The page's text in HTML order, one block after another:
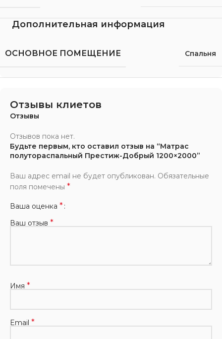
Дополнительная информация
ОСНОВНОЕ ПОМЕЩЕНИЕ Спальня
Отзывы клиетов
Отзывы
Отзывов пока нет.
Будьте первым, кто оставил отзыв на “Матрас
полутораспальный Престиж-Добрый 1200×2000”
Ваш адрес email не будет опубликован. Обязательные
поля помечены *
Ваша оценка *
Ваш отзыв *
Имя *
Email *